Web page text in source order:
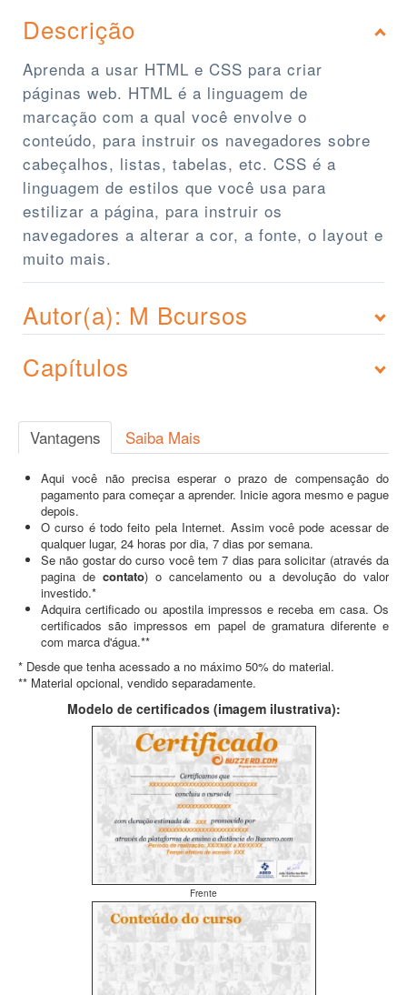
Descrição
Aprenda a usar HTML e CSS para criar
páginas web. HTML é a linguagem de
marcação com a qual você envolve o
conteúdo, para instruir os navegadores sobre
cabeçalhos, listas, tabelas, etc. CSS é a
linguagem de estilos que você usa para
estilizar a página, para instruir os
navegadores a alterar a cor, a fonte, o layout e
muito mais.
Autor(a): M Bcursos
Capítulos
Vantagens Saiba Mais
Aqui você não precisa esperar o prazo de compensação do
pagamento para começar a aprender. Inicie agora mesmo e pague
depois.
O curso é todo feito pela Internet. Assim você pode acessar de
qualquer lugar, 24 horas por dia, 7 dias por semana.
Se não gostar do curso você tem 7 dias para solicitar (através da
pagina de contato) o cancelamento ou a devolução do valor
investido.*
Adquira certificado ou apostila impressos e receba em casa. Os
certificados são impressos em papel de gramatura diferente e
com marca d'água.**
* Desde que tenha acessado a no máximo 50% do material.
** Material opcional, vendido separadamente.
Modelo de certificados (imagem ilustrativa):
Frente